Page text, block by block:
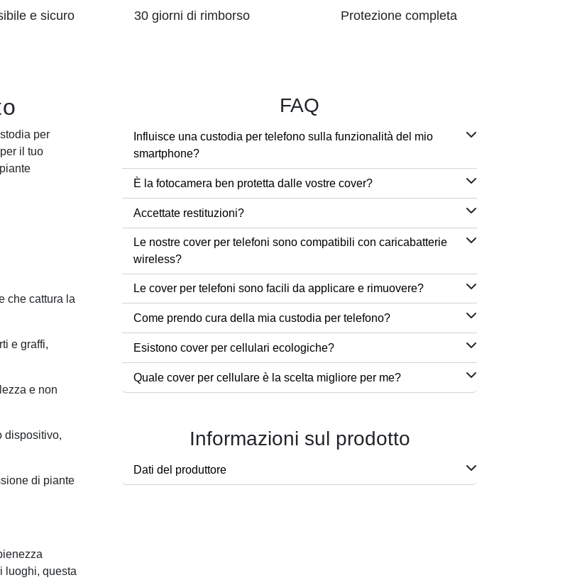
e sicuro 30 giorni di rimborso Protezione completa
per
il tuo
che cattura la
e graffi,
e non
dispositivo,
di piante
luoghi, questa
FAQ
Influisce una custodia per telefono sulla funzionalità del mio
smartphone?
È la fotocamera ben protetta dalle vostre cover?
Accettate restituzioni?
Le nostre cover per telefoni sono compatibili con caricabatterie
wireless?
Le cover per telefoni sono facili da applicare e rimuovere?
Come prendo cura della mia custodia per telefono?
Esistono cover per cellulari ecologiche?
Quale cover per cellulare è la scelta migliore per me?
Informazioni sul prodotto
Dati del produttore